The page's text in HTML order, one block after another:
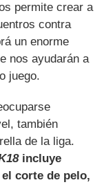
permite crear a
contra
un enorme
nos ayudarán a
juego.
también
de la liga.
incluye
corte de pelo,